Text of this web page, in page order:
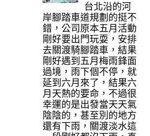
台北沿的河
岸腳踏車道規劃的挺不
錯，公司原本五月活動
剛好要出門玩耍，安排
去關渡騎腳踏車，結果
剛好遇到五月梅雨鋒面
過境，雨下個不停，就
延到六月來了，結果六
月天熱的要命，不過很
幸運的是出發當天天氣
陰陰的，甚至別的地方
還有下雨，關渡淡水這